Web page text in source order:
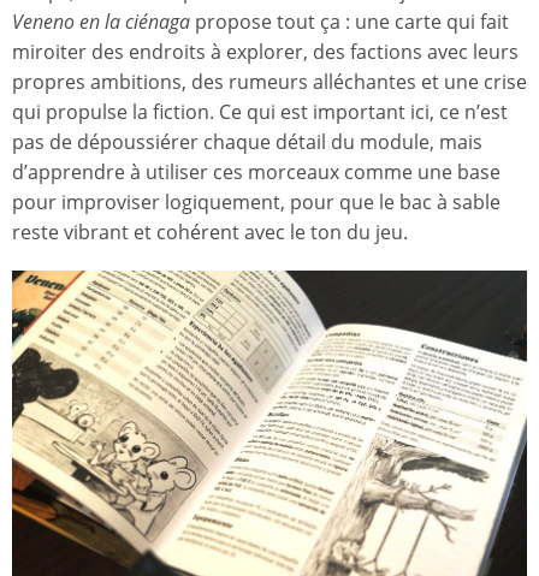
Veneno en la ciénaga propose tout ça : une carte qui fait
miroiter des endroits à explorer, des factions avec leurs
propres ambitions, des rumeurs alléchantes et une crise
qui propulse la fiction. Ce qui est important ici, ce n’est
pas de dépoussiérer chaque détail du module, mais
d’apprendre à utiliser ces morceaux comme une base
pour improviser logiquement, pour que le bac à sable
reste vibrant et cohérent avec le ton du jeu.